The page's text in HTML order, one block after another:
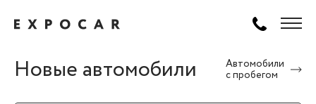
Новые автомобили
Автомобили
с пробегом